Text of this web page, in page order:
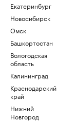
Екатеринбург
Новосибирск
Омск
Башкортостан
Вологодская
область
Калининград
Краснодарский
край
Нижний
Новгород